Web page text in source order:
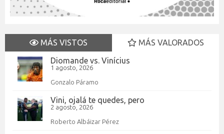
MÁS VISTOS
MÁS VALORADOS
Diomande vs. Vinícius
1 agosto, 2026
Gonzalo Páramo
Vini, ojalá te quedes, pero
2 agosto, 2026
Roberto Albáizar Pérez